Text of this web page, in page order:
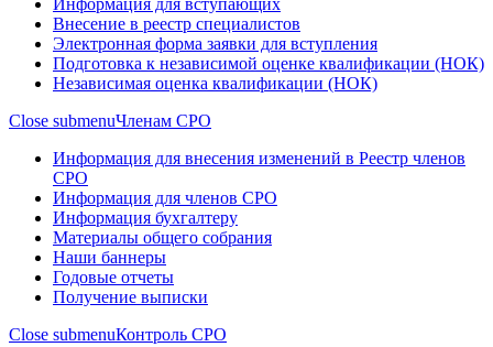
Информация для вступающих
Внесение в реестр специалистов
Электронная форма заявки для вступления
Подготовка к независимой оценке квалификации (НОК)
Независимая оценка квалификации (НОК)
Close submenuЧленам СРО
Информация для внесения изменений в Реестр членов
СРО
Информация для членов СРО
Информация бухгалтеру
Материалы общего собрания
Наши баннеры
Годовые отчеты
Получение выписки
Close submenuКонтроль СРО